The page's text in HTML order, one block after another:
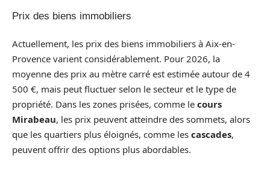
Prix des biens immobiliers
Actuellement, les prix des biens immobiliers à Aix-en-
Provence varient considérablement. Pour 2026, la
moyenne des prix au mètre carré est estimée autour de 4
500 €, mais peut fluctuer selon le secteur et le type de
propriété. Dans les zones prisées, comme le cours
Mirabeau, les prix peuvent atteindre des sommets, alors
que les quartiers plus éloignés, comme les cascades,
peuvent offrir des options plus abordables.